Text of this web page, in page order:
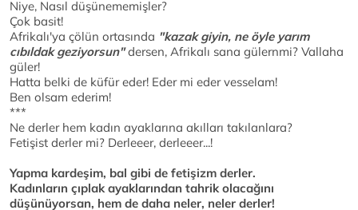
Niye, Nasıl düşünememişler?
Çok basit!
Afrikalı'ya çölün ortasında "kazak giyin, ne öyle yarım
cıbıldak geziyorsun"dersen, Afrikalı sana gülernmi? Vallaha
güler!
Hatta belki de küfür eder! Eder mi eder vesselam!
Ben olsam ederim!
***
Ne derler hem kadın ayaklarına akılları takılanlara?
Fetişist derler mi? Derleeer, derleeer...!
Yapma kardeşim, bal gibi de fetişizm derler.
Kadınların çıplak ayaklarından tahrik olacağını
düşünüyorsan, hem de daha neler, neler derler!